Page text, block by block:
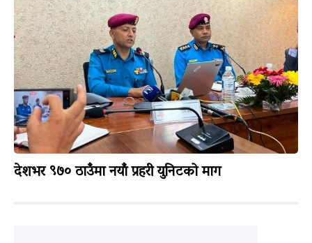
देशभर ९७० ठाउँमा नयाँ प्रहरी युनिटको माग